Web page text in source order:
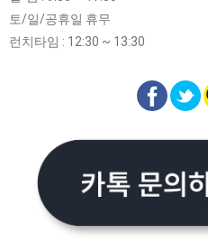
토/일/공휴일 휴무
런치타임 : 12:30 ~ 13:30